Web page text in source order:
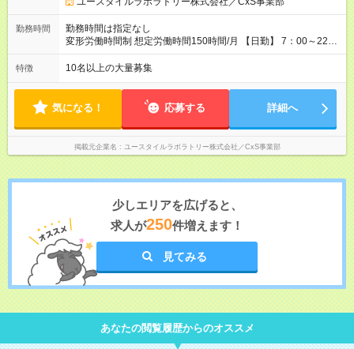
り 試用期間の長さ：2ヶ月 雇用形態、給与は本採用時と同じで
す。
勤務時間
勤務時間は指定なし
変形労働時間制 想定労働時間150時間/月 【日勤】 7：00～22：
00の間で7.5時間勤務／休憩1時間 【夜勤】 17：00～翌10：00
の15時間勤務／休憩2時間 ※勤務時間は各施設のシフトによるシ
程度）
特徴 10名以上の大量募集
気になる！ 応募する 詳細へ
掲載元企業名 ユースタイルラボラトリー株式会社／CxS事業部
少しエリアを広げると、
求人が250件増えます！
見てみる
あなたの閲覧履歴からのオススメ